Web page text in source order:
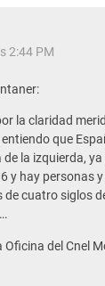
2:44 PM
la claridad
que
la izquierda, ya
y hay personas
de cuatro siglos
Oficina del Cnel